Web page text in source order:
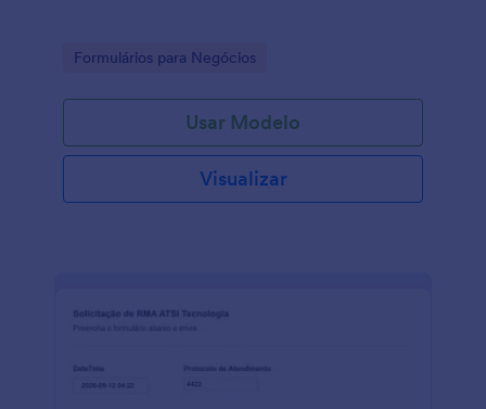
Go to Category:
Formulários para Negócios
Usar Modelo
Visualizar